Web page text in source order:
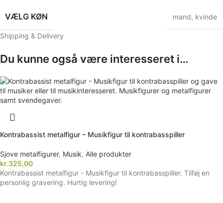
VÆLG KØN mand, kvinde
Shipping & Delivery
Du kunne også være interesseret i…
Kontrabassist metalfigur – Musikfigur til kontrabasspiller
Sjove metalfigurer, Musik, Alle produkter
kr.325,00
Kontrabassist metalfigur - Musikfigur til kontrabasspiller. Tilføj en
personlig gravering. Hurtig levering!